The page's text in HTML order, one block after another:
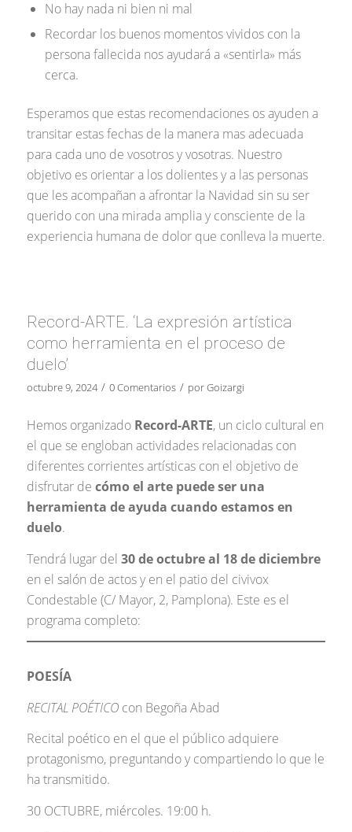
No hay nada ni bien ni mal
Recordar los buenos momentos vividos con la
persona fallecida nos ayudará a «sentirla» más
cerca.
Esperamos que estas recomendaciones os ayuden a
transitar estas fechas de la manera mas adecuada
para cada uno de vosotros y vosotras. Nuestro
objetivo es orientar a los dolientes y a las personas
que les acompañan a afrontar la Navidad sin su ser
querido con una mirada amplia y consciente de la
experiencia humana de dolor que conlleva la muerte.
Record-ARTE. ‘La expresión artística
como herramienta en el proceso de
duelo’
octubre 9, 2024 / 0 Comentarios / porGoizargi
Hemos organizado Record-ARTE, un ciclo cultural en
el que se engloban actividades relacionadas con
diferentes corrientes artísticas con el objetivo de
disfrutar de cómo el arte puede ser una
herramienta de ayuda cuando estamos en
duelo.
Tendrá lugar del 30 de octubre al 18 de diciembre
en el salón de actos y en el patio del civivox
Condestable (C/ Mayor, 2, Pamplona). Este es el
programa completo:
POESÍA
RECITAL POÉTICOcon Begoña Abad
Recital poético en el que el público adquiere
protagonismo, preguntando y compartiendo lo que le
ha transmitido.
30 OCTUBRE, miércoles. 19:00 h.